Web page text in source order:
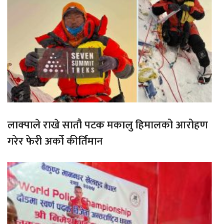
लाक्पाले राखे सातौ पटक मकालु हिमालको आरोहण
गरेर फेरी अर्को कीर्तिमान